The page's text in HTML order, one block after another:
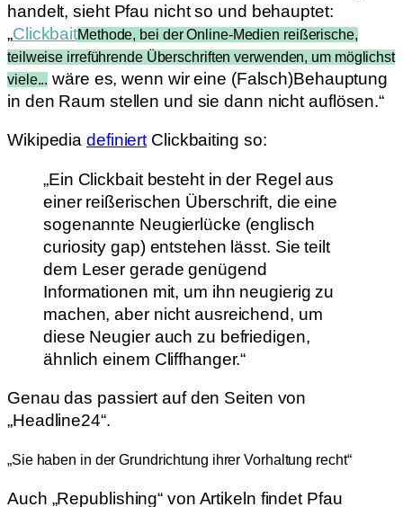
handelt, sieht Pfau nicht so und behauptet:
„ClickbaitMethode, bei der Online-Medien reißerische,
teilweise irreführende Überschriften verwenden, um möglichst
viele... wäre es, wenn wir eine (Falsch)Behauptung
in den Raum stellen und sie dann nicht auflösen.“
WikipediadefiniertClickbaiting so:
„Ein Clickbait besteht in der Regel aus
einer reißerischen Überschrift, die eine
sogenannte Neugierlücke (englisch
curiosity gap) entstehen lässt. Sie teilt
dem Leser gerade genügend
Informationen mit, um ihn neugierig zu
machen, aber nicht ausreichend, um
diese Neugier auch zu befriedigen,
ähnlich einem Cliffhanger.“
Genau das passiert auf den Seiten von
„Headline24“.
„Sie haben in der Grundrichtung ihrer Vorhaltung recht“
Auch „Republishing“ von Artikeln findet Pfau